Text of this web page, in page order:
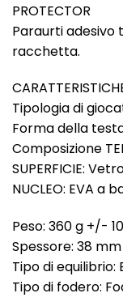
PROTECTOR
Paraurti
racchetta.
Tipologia di
Forma della
Composizione
SUPERFICIE:
NUCLEO: EVA a
Peso: 360 g +/-
Spessore: 38 mm
Tipo di equilibrio:
Tipo di fodero: